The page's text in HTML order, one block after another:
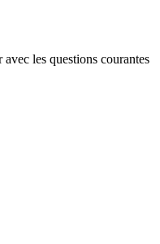
les questions courantes